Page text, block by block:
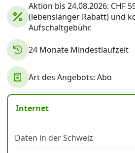
Aktion bis 24.08.2026: CHF
(lebenslanger Rabatt) und
Aufschaltgebühr.
24 Monate Mindestlaufzeit
Art des Angebots: Abo
Internet
Daten in der Schweiz